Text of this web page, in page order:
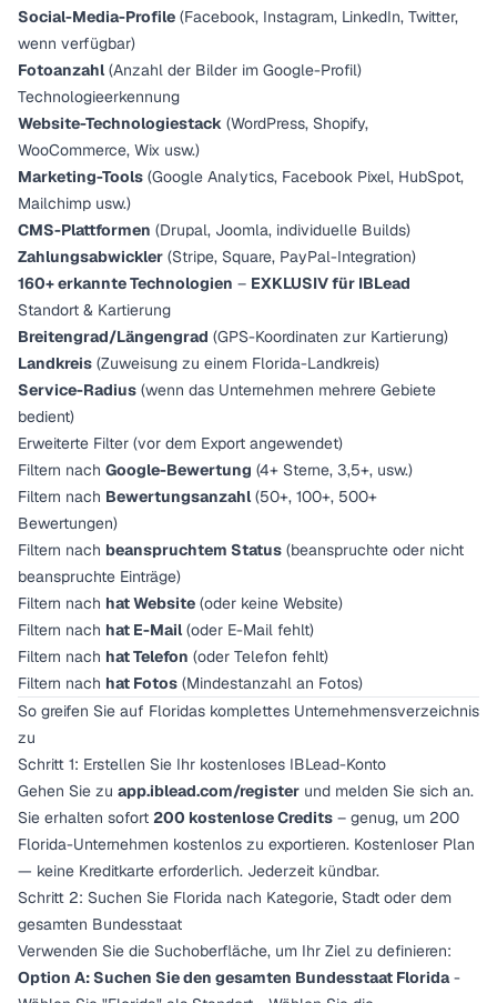
Social-Media-Profile (Facebook, Instagram, LinkedIn, Twitter,
wenn verfügbar)
Fotoanzahl(Anzahl der Bilder im Google-Profil)
Technologieerkennung
Website-Technologiestack (WordPress, Shopify,
WooCommerce, Wix usw.)
Marketing-Tools (Google Analytics, Facebook Pixel, HubSpot,
Mailchimp usw.)
CMS-Plattformen (Drupal, Joomla, individuelle Builds)
Zahlungsabwickler (Stripe, Square, PayPal-Integration)
160+ erkannte Technologien – EXKLUSIV für IBLead
Standort & Kartierung
Breitengrad/Längengrad (GPS-Koordinaten zur Kartierung)
Landkreis (Zuweisung zu einem Florida-Landkreis)
Service-Radius (wenn das Unternehmen mehrere Gebiete
bedient)
Erweiterte Filter (vor dem Export angewendet)
Filtern nach Google-Bewertung (4+ Sterne, 3,5+, usw.)
Filtern nach Bewertungsanzahl(50+, 100+, 500+
Bewertungen)
Filtern nach beanspruchtem Status (beanspruchte oder nicht
beanspruchte Einträge)
Filtern nach hat Website (oder keine Website)
Filtern nach hat E-Mail(oder E-Mail fehlt)
Filtern nach hat Telefon (oder Telefon fehlt)
Filtern nach hat Fotos (Mindestanzahl an Fotos)
So greifen Sie auf Floridas komplettes Unternehmensverzeichnis
zu
Schritt 1: Erstellen Sie Ihr kostenloses IBLead-Konto
Gehen Sie zu app.iblead.com/register und melden Sie sich an.
Sie erhalten sofort 200 kostenlose Credits – genug, um 200
Florida-Unternehmen kostenlos zu exportieren. Kostenloser Plan
— keine Kreditkarte erforderlich. Jederzeit kündbar.
Schritt 2: Suchen Sie Florida nach Kategorie, Stadt oder dem
gesamten Bundesstaat
Verwenden Sie die Suchoberfläche, um Ihr Ziel zu definieren:
Option A: Suchen Sie den gesamten Bundesstaat Florida-